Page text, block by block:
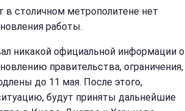
столичном метрополитене нет
работы.
никакой официальной информации о
правительства, ограничения,
до 11 мая. После этого,
будут приняты дальнейшие